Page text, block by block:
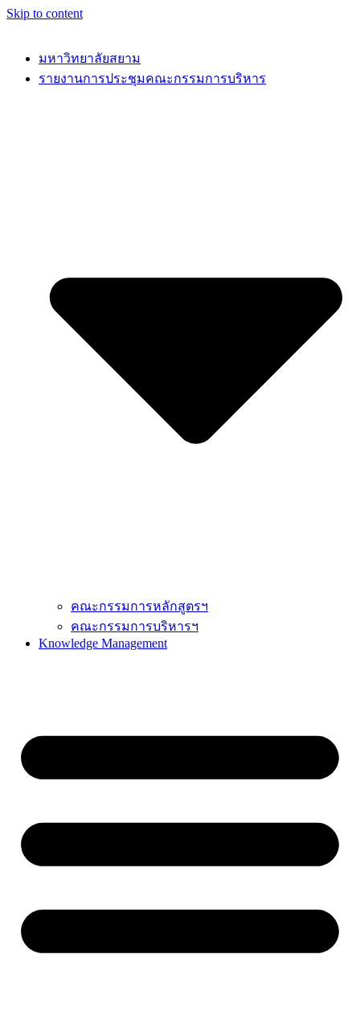
Skip to content
มหาวิทยาลัยสยาม
รายงานการประชุมคณะกรรมการบริหาร
คณะกรรมการหลักสูตรฯ
คณะกรรมการบริหารฯ
Knowledge Management